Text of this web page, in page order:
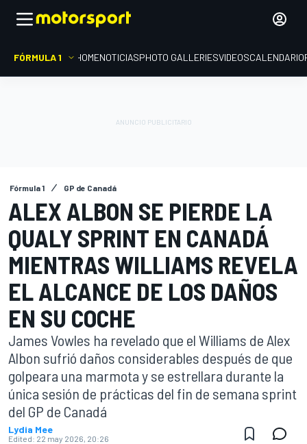
FÓRMULA 1 HOMENOTICIASPHOTO GALLERIESVIDEOSCALENDARIO
Fórmula 1 GP de Canadá
ALEX ALBON SE PIERDE LA
QUALY SPRINT EN CANADÁ
MIENTRAS WILLIAMS REVELA
EL ALCANCE DE LOS DAÑOS
EN SU COCHE
James Vowles ha revelado que el Williams de Alex
Albon sufrió daños considerables después de que
golpeara una marmota y se estrellara durante la
única sesión de prácticas del fin de semana sprint
del GP de Canadá
Lydia Mee
Edited: 22 may 2026, 20:26